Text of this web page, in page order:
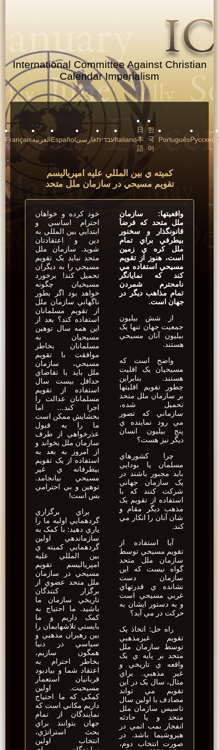
International Committee Against
Calendar Imperialism
EnglishFrançaisالعربيةEspañolفارسیעבריתItaliano
日
本 국 Português
کميته ي بين المللي عليه امپرياليسم
تقويم مسيحي در سازمان ملل متحد
واقعيتها: سازمان
ملل متحد که فرضاَ
قانونگذار و سخنور
بيطرفي براي تمام
ملل کره ي زمين
است، هنوز از تقويم
مسيحي استفاده مي
کند که نمايانگر
نامحترم شمردن
تمام مذاهب ديگر در
جهان است.
از شش بيليون
جمعيت جهان تنها يک
بيليون آنان مسيحي
هستند.
واضح است که
مسيحيان يک اقليت
هستند. بنابراين
چطور تقويم اقليتها
بر سازمان ملل متحد
تحميل شده،
سازماني که تصور
مي رود نماينده ي
پنج بيليون انسان
ديگر نيز هست؟
چرا کشورهاي
مسلمان يا بودايي
بايد مجبور باشند در
يک سازمان جهاني
شرکت کنند که با
استفاده از تقويم يک
مذهب ديگر مقام و
شان آنان را انکار مي
آيا استفاده از
تقويم مسيحي توسط
سازمان ملل متحد
گواه نيست که اين
سازمان دست
نشانده ي قدرتهاي
غربي مسيحي است
و به دستور ايشان به
حرکت در مي آيد؟
راه حل: اتخاذ يک
تقويم غيرمذهبي
توسط سازمان ملل
متحد بر پايه ي يک
واقعه ي تاريخي و
غير مذهبي. براي
مثال، سال يک در اين
تقويم مي تواند
مصادف با اولين سال
تاسيس سازمان ملل
متحد و يا حادثه
انفجار بمب اتمي در
هيروشيما باشد. در
صورت انتخاب دوم،
خود کرده و خواهان
احترام اساسي و
ابتدايي بين المللي به
دين و اعتقادتان
شويد. سازمان ملل
متحد نبايد يک تقويم
مسيحي را به ديگران
تحميل کند! برخورد
مسيحيان چگونه
خواهد بود اگر بطور
ناگهاني سازمان ملل
از تقويم مسلمانان
استفاده کند؟ بعد از
اين همه سال توهين
مسيحيان به
مسلمانان بخاطر
موافقت با تقويم
مسيحي، سازمان
ملل بايد با تقاضاي
حداقل بيست سال
استفاده از تقويم
مسلمانان عدالت را
اجرا کند… اما
بخشايش ممکن است
ما را به قبول
عذرخواهي از طرف
سازمان ملل بخواند و
از امروز به بعد به
استفاده از يک تقويم
بيطرفانه ي غير
مسيحي بيانجامد.
توهين و بي احترامي
بس است!
براي برگزاري
گردهمايي اوليه ما را
ياري دهيد: با کمک به
سازماندهي اولين
گردهمايي کميته ي
بين المللي عليه
امپرياليسم تقويم
مسيحي در سازمان
ملل متحد عضوي از
برگزار کنندگان
تاريخي سازمان ما
باشيد. ما احتياج به
کمک داريم و ما
بايستي تلاشهايمان را
بين رهبران مذهبي و
سياسي در دنيا
همگون سازيم،
بخاطر احترام به
اعتقاد شما و بيادبود
قربانيان استعمار
مسيحيت. اولين
کمکي که ما احتياج
داريم مکاني است که
نمايندگان از تمام
جهان بتوانند براي
بحث استراتژي،
انتخاب اولين